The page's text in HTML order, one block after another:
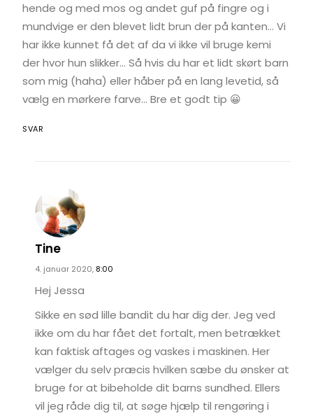
hende og med mos og andet guf på fingre og i
mundvige er den blevet lidt brun der på kanten… Vi
har ikke kunnet få det af da vi ikke vil bruge kemi
der hvor hun slikker… Så hvis du har et lidt skørt barn
som mig (haha) eller håber på en lang levetid, så
vælg en mørkere farve… Bre et godt tip 😀
SVAR
Tine
4. januar 2020, 8:00
Hej Jessa
Sikke en sød lille bandit du har dig der. Jeg ved
ikke om du har fået det fortalt, men betrækket
kan faktisk aftages og vaskes i maskinen. Her
vælger du selv præcis hvilken sæbe du ønsker at
bruge for at bibeholde dit barns sundhed. Ellers
vil jeg råde dig til, at søge hjælp til rengøring i